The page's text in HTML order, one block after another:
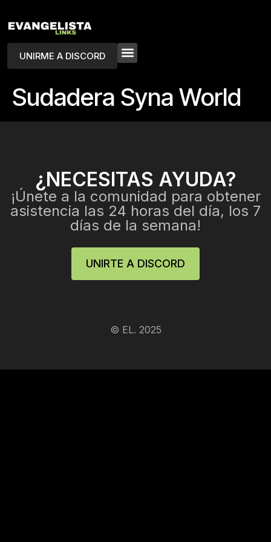
UNIRME A DISCORD
Sudadera Syna World
¿NECESITAS AYUDA?
¡Únete a la comunidad para obtener
asistencia las 24 horas del día, los 7
días de la semana!
UNIRTE A DISCORD
© EL. 2025